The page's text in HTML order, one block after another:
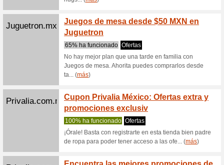
Soriana.com Línea
100%